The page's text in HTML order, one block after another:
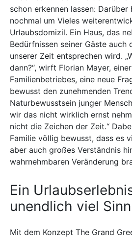
schon erkennen lassen:
nochmal um Vieles
Urlaubsdomizil. Ein Haus, das
Bedürfnissen seiner Gäste auch
unserer Zeit entsprechen wird.
dann?“, wirft Florian Mayer,
Familienbetriebes, eine neue
bewusst den zunehmenden
Naturbewusstsein junger
wir das nicht wirklich ernst
nicht die Zeichen der Zeit.“
Familie völlig bewusst, dass es
aber auch großes Verständnis
wahrnehmbaren Veränderung
Ein
unendlich viel
Mit dem Konzept The Grand